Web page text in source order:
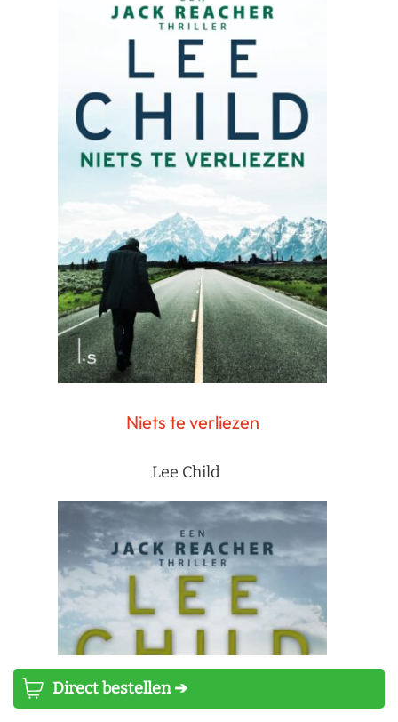
Direct bestellen ➔
Niets te verliezen
Lee Child